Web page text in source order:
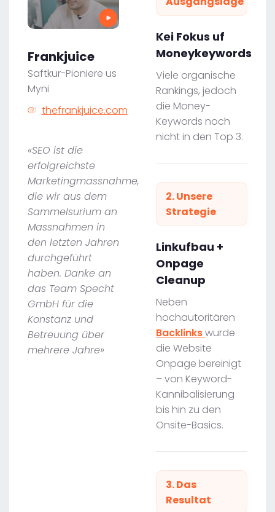
Frankjuice
Saftkur-Pioniere us
Myni
thefrankjuice.com
«SEO ist die
erfolgreichste
Marketingmassnahme,
die wir aus dem
Sammelsurium an
Massnahmen in
den letzten Jahren
durchgeführt
haben. Danke an
das Team Specht
GmbH für die
Konstanz und
Betreuung über
mehrere Jahre»
Kei Fokus uf
Moneykeywords
Viele organische
Rankings, jedoch
die Money-
Keywords noch
nicht in den Top 3.
2. Unsere
Strategie
Linkufbau +
Onpage
Cleanup
Neben
hochautoritären
Backlinkswurde
die Website
Onpage bereinigt
– von Keyword-
Kannibalisierung
bis hin zu den
Onsite-Basics.
3. Das
Resultat